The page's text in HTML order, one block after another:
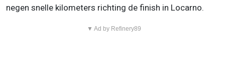
negen snelle kilometers richting de finish in Locarno.
▼ Ad by Refinery89